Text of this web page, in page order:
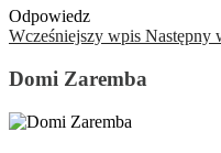
Odpowiedz
Wcześniejszy wpis Następny
Domi Zaremba